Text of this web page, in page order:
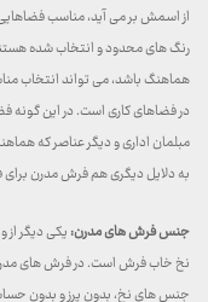
از اسمش بر می آید، مناسب
رنگ های محدود و انتخاب شده
هماهنگ باشد، می تواند انتخاب
در فضاهای کاری است. در این گونه
مبلمان اداری و دیگر عناصر که
به دلایل دیگری هم فرش مدرن برای
جنس فرش های مدرن:یکی دیگر
نخ خاب فرش است. در فرش های
جنس های نخ، بدون پرز و بدون